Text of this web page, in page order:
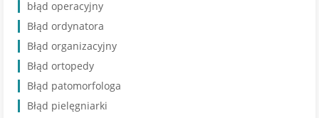
błąd operacyjny
Błąd ordynatora
Błąd organizacyjny
Błąd ortopedy
Błąd patomorfologa
Błąd pielęgniarki